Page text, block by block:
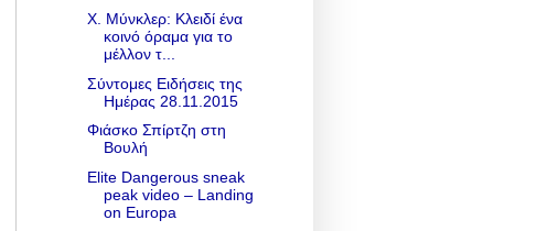
Χ. Μύνκλερ: Κλειδί ένα
κοινό όραμα για το
μέλλον τ...
Σύντομες Ειδήσεις της
Ημέρας 28.11.2015
Φιάσκο Σπίρτζη στη
Βουλή
Elite Dangerous sneak
peak video – Landing
on Europa